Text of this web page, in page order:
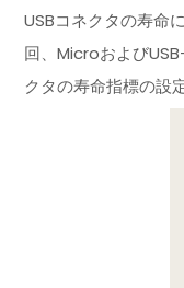
USBコネクタの寿命
回、Microおよび
クタの寿命指標の設